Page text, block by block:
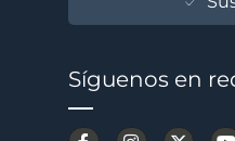
Síguenos en